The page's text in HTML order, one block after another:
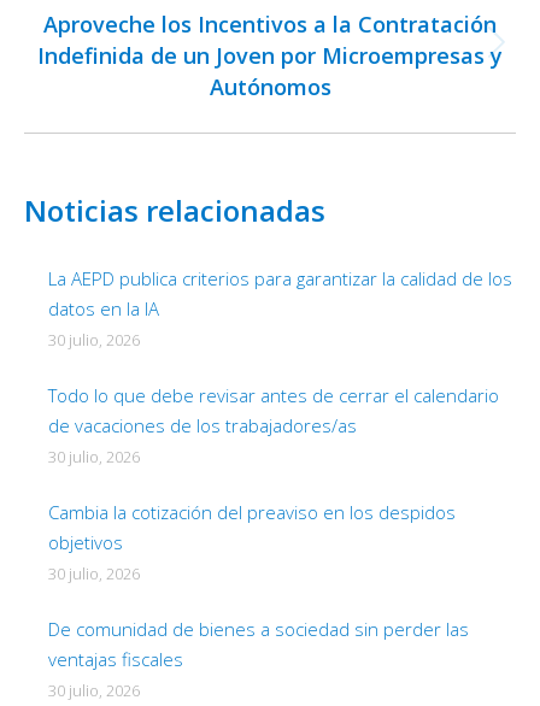
Publicación
siguiente:
Aproveche los Incentivos a la Contratación
Indefinida de un Joven por Microempresas y
Autónomos
Noticias relacionadas
La AEPD publica criterios para garantizar la calidad de los
datos en la IA
30 julio, 2026
Todo lo que debe revisar antes de cerrar el calendario
de vacaciones de los trabajadores/as
30 julio, 2026
Cambia la cotización del preaviso en los despidos
objetivos
30 julio, 2026
De comunidad de bienes a sociedad sin perder las
ventajas fiscales
30 julio, 2026